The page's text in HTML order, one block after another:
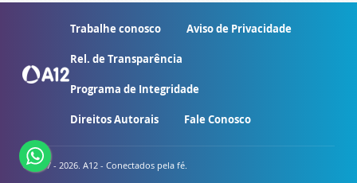
Trabalhe conosco Aviso de Privacidade
Rel. de Transparência
Programa de Integridade
Direitos Autorais Fale Conosco
© 2007 - 2026. A12 - Conectados pela fé.